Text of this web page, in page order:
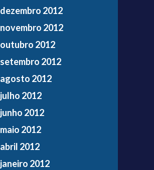
dezembro 2012
novembro 2012
outubro 2012
setembro 2012
agosto 2012
julho 2012
junho 2012
maio 2012
abril 2012
janeiro 2012